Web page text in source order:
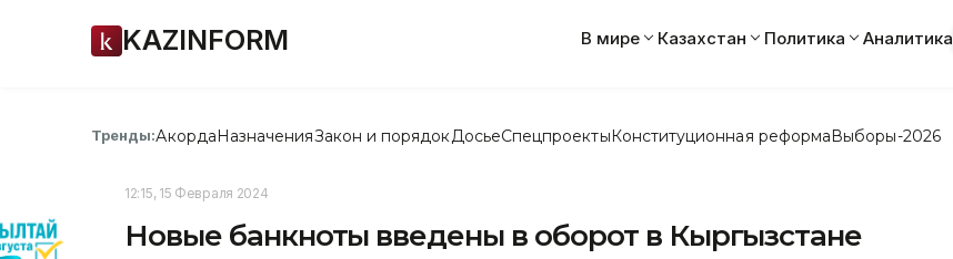
KAZINFORM В мире Казахстан Политика Аналитика
Тренды:АкордаНазначенияЗакон и порядок ДосьеСпецпроектыКонституционная реформаВыборы-2026
12:15, 15 Февраля 2024
Новые банкноты введены в оборот в Кыргызстане